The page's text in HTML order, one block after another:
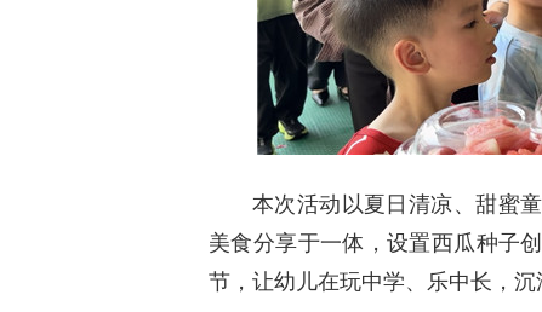
本次活动以夏日清凉、甜蜜
美食分享于一体，设置西瓜种子
节，让幼儿在玩中学、乐中长，沉